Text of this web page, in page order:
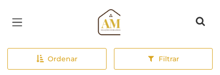
Página inicial
Ordenar Filtrar